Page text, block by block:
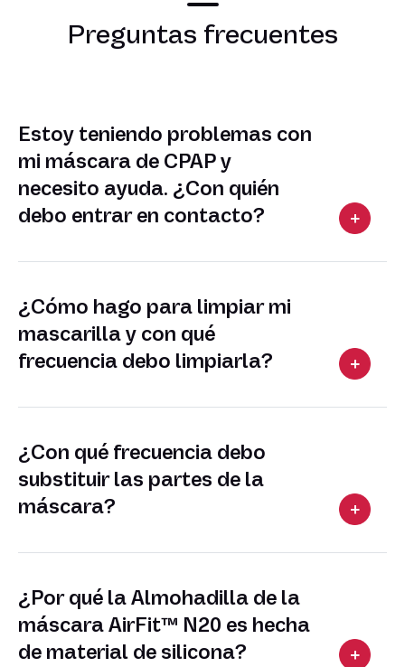
Preguntas frecuentes
Estoy teniendo problemas con
mi máscara de CPAP y
necesito ayuda. ¿Con quién
debo entrar en contacto?
¿Cómo hago para limpiar mi
mascarilla y con qué
frecuencia debo limpiarla?
¿Con qué frecuencia debo
substituir las partes de la
máscara?
¿Por qué la Almohadilla de la
máscara AirFit™ N20 es hecha
de material de silicona?